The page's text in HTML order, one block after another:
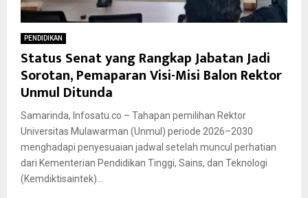
PENDIDIKAN
Status Senat yang Rangkap Jabatan Jadi
Sorotan, Pemaparan Visi-Misi Balon Rektor
Unmul Ditunda
Samarinda, Infosatu.co – Tahapan pemilihan Rektor
Universitas Mulawarman (Unmul) periode 2026–2030
menghadapi penyesuaian jadwal setelah muncul perhatian
dari Kementerian Pendidikan Tinggi, Sains, dan Teknologi
(Kemdiktisaintek)...